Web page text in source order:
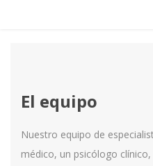
El equipo
Nuestro equipo de
médico, un psicólogo